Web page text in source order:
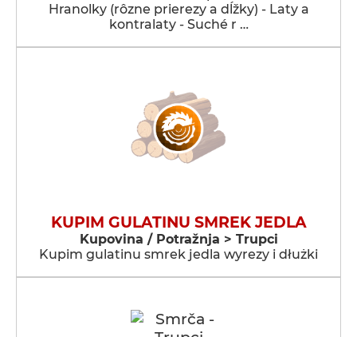
Hranolky (rôzne prierezy a dĺžky) - Laty a
kontralaty - Suché r …
KUPIM GULATINU SMREK JEDLA
Kupovina / Potražnja > Trupci
Kupim gulatinu smrek jedla wyrezy i dłużki